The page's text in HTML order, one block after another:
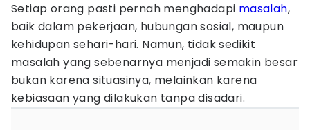
Setiap orang pasti pernah menghadapi masalah,
baik dalam pekerjaan, hubungan sosial, maupun
kehidupan sehari-hari. Namun, tidak sedikit
masalah yang sebenarnya menjadi semakin besar
bukan karena situasinya, melainkan karena
kebiasaan yang dilakukan tanpa disadari.